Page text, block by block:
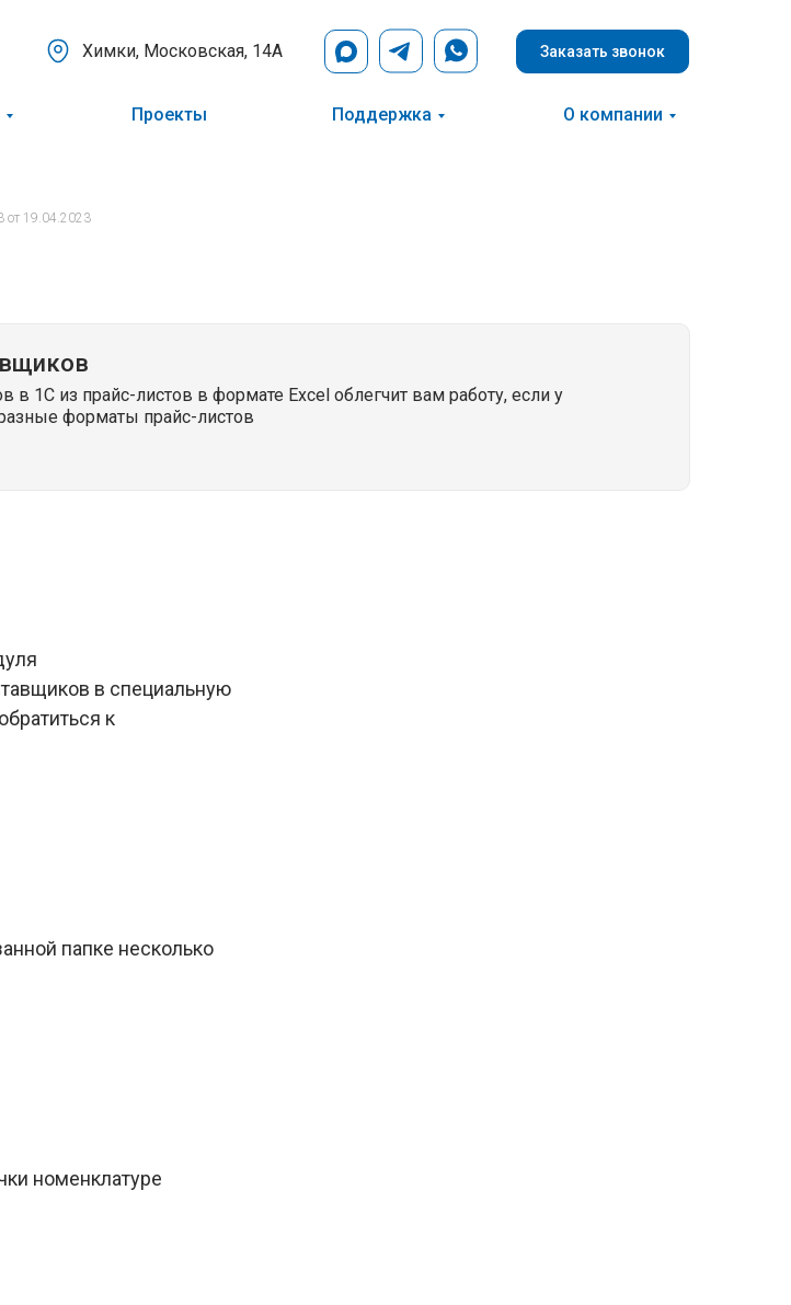
Заказать звонок
Химки, Московская, 14А
Проекты Поддержка О компании
от 19.04.2023
в 1С из прайс-листов в формате Excel облегчит вам работу, если у
форматы прайс-листов
в специальную
к
папке несколько
номенклатуре